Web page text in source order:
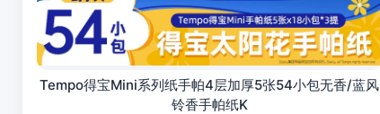
Tempo得宝Mini系列纸手帕4层加厚5张54小包无香/蓝风
铃香手帕纸K